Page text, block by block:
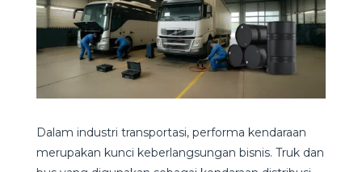
Dalam industri transportasi, performa kendaraan
merupakan kunci keberlangsungan bisnis. Truk dan